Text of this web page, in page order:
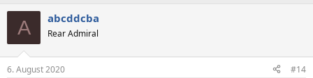
A abcddcba
Rear Admiral
6. August 2020 #14